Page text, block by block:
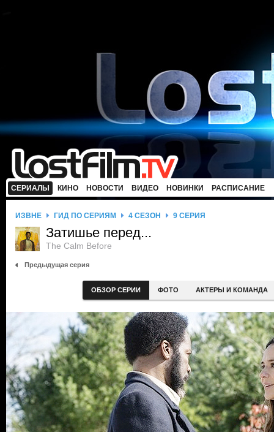
СЕРИАЛЫ КИНО НОВОСТИ ВИДЕО НОВИНКИ РАСПИСАНИЕ
ИЗВНЕ ГИД ПО СЕРИЯМ 4 СЕЗОН 9 СЕРИЯ
Затишье перед...
The Calm Before
Предыдущая серия
ОБЗОР СЕРИИ ФОТО АКТЕРЫ И КОМАНДА